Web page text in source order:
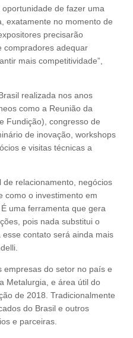
oportunidade de fazer uma
exatamente no momento de
precisarão
compradores adequar
mais competitividade”,
realizada nos anos
como a Reunião da
Fundição), congresso de
de inovação, workshops
e visitas técnicas a
de relacionamento, negócios
como o investimento em
uma ferramenta que gera
pois nada substitui o
contato será ainda mais
empresas do setor no país e
Metalurgia, e área útil do
de 2018. Tradicionalmente
do Brasil e outros
e parceiras.